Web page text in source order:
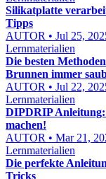
Silikatplatte
Tipps
AUTOR • Jul 25,
Lernmaterialien
Die besten
Brunnen immer
AUTOR • Jul 22,
Lernmaterialien
DIPDRIP Anleitung:
machen!
AUTOR • Mar 21,
Lernmaterialien
Die perfekte
Tricks